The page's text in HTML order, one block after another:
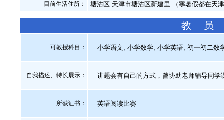
目前生活住所： 塘沽区.天津市塘沽区新建里 （寒暑假都在天
教 员
可教授科目： 小学语文, 小学数学, 小学英语, 初一初二数
自我描述、特长展示 ： 讲题会有自己的方式，曾协助老师辅导同学
所获证书 ： 英语阅读比赛